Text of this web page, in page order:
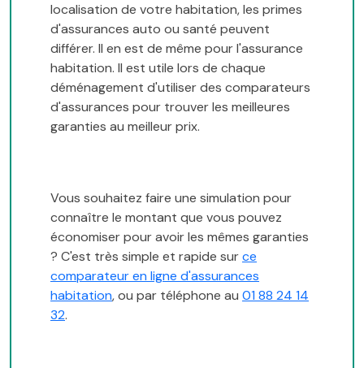
localisation de votre habitation, les primes
d'assurances auto ou santé peuvent
différer. Il en est de même pour l'assurance
habitation. Il est utile lors de chaque
déménagement d'utiliser des comparateurs
d'assurances pour trouver les meilleures
garanties au meilleur prix.
Vous souhaitez faire une simulation pour
connaître le montant que vous pouvez
économiser pour avoir les mêmes garanties
? C'est très simple et rapide surce
comparateur en ligne d'assurances
habitation, ou par téléphone au 01 88 24 14
32.